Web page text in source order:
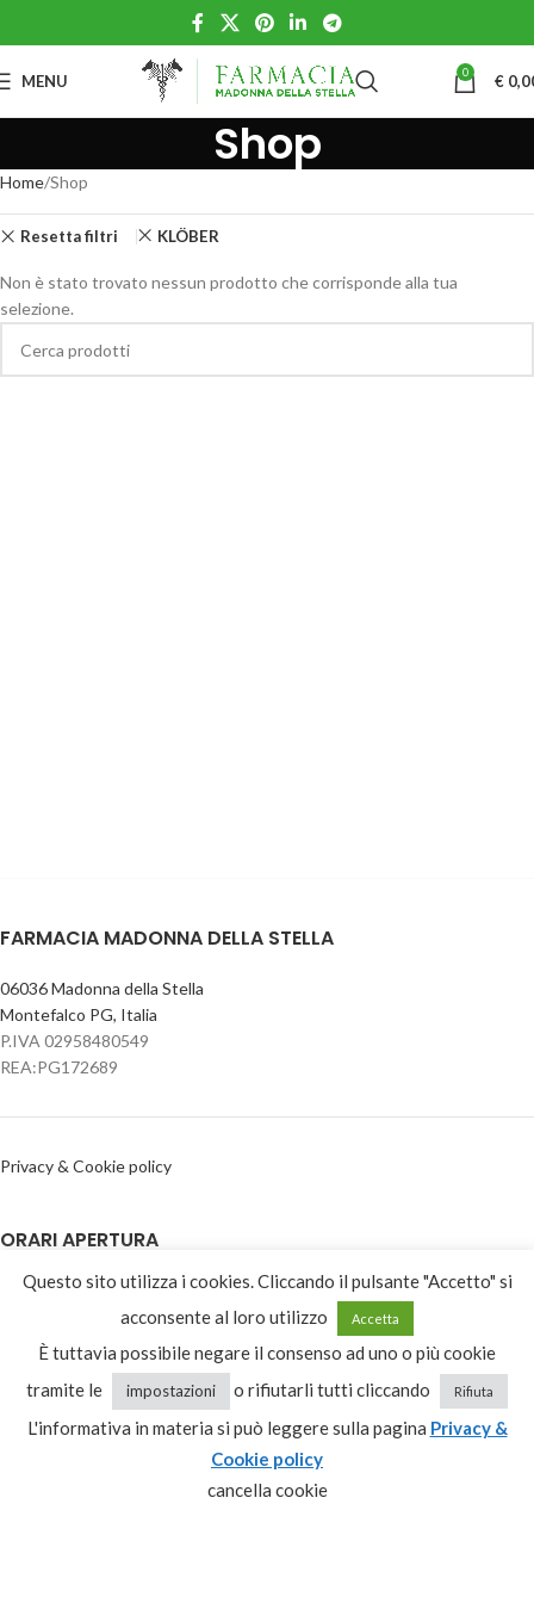
MENU 0 €
Shop
Home Shop
Resetta filtri KLÖBER
Non è stato trovato nessun prodotto che corrisponde alla tua
selezione.
FARMACIA MADONNA DELLA STELLA
06036 Madonna della Stella
Montefalco PG, Italia
P.IVA 02958480549
REA:PG172689
Privacy & Cookie policy
ORARI APERTURA
Lunedì – Venerdì
09:00-13:00
15:30-19:30
Sabato 09:00-13:00
Questo sito utilizza i cookies. Cliccando il pulsante "Accetto" si
acconsente al loro utilizzo
Accetta
È tuttavia possibile negare il consenso ad uno o più cookie
tramite le
impostazioni o rifiutarli tutti cliccando Rifiuta
L'informativa in materia si può leggere sulla pagina Privacy &
Cookie policy
cancella cookie